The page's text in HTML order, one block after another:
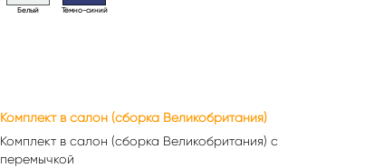
Белый Тёмно-синий
Комплект в салон (сборка Великобритания)
Комплект в салон (сборка Великобритания) с
перемычкой